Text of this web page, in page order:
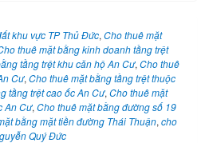
khu vực TP Thủ Đức, Cho thuê mặt
thuê mặt bằng kinh doanh tầng trệt
tầng trệt khu căn hộ An Cư, Cho thuê
Cư, Cho thuê mặt bằng tầng trệt thuộc
tầng trệt cao ốc An Cư, Cho thuê mặt
An Cư, Cho thuê mặt bằng đường số 19
bằng mặt tiền đường Thái Thuận, cho
Quý Đức